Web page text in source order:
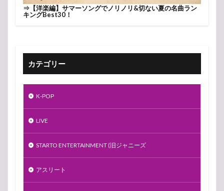
⇒ 【洋楽編】サマーソングでノリノリ&切ない夏の名曲ラン
キングBest30！
カテゴリー
K-POP
LIVE
STARTO ENTERTAINMENT (旧ジャニーズ
アスリート